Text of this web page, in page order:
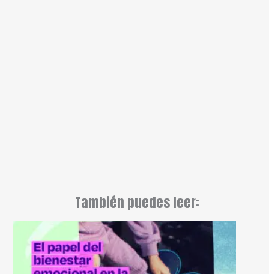
También puedes leer: